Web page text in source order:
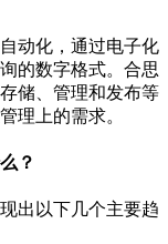
动化，通过电子化
的数字格式。合思
储、管理和发布等
理上的需求。
？
出以下几个主要趋